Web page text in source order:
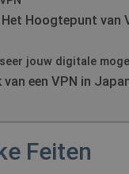
Hoogtepunt van
jouw digitale
een VPN in
Feiten